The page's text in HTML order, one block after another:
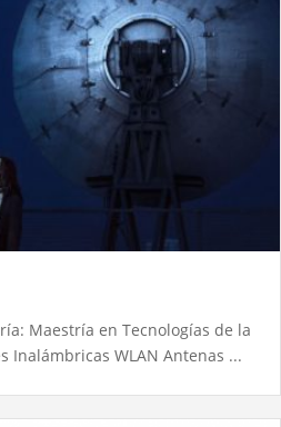
Maestría en Tecnologías de la
Inalámbricas WLAN Antenas ...